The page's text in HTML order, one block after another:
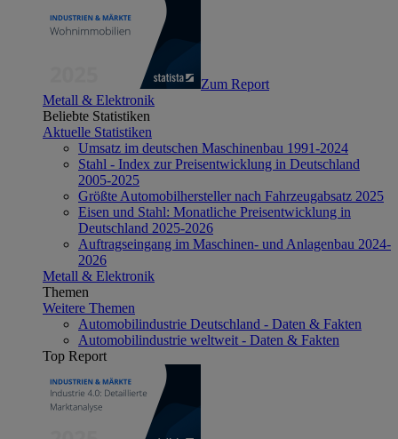
Zum Report
Metall & Elektronik
Beliebte Statistiken
Aktuelle Statistiken
Umsatz im deutschen Maschinenbau 1991-2024
Stahl - Index zur Preisentwicklung in Deutschland
2005-2025
Größte Automobilhersteller nach Fahrzeugabsatz 2025
Eisen und Stahl: Monatliche Preisentwicklung in
Deutschland 2025-2026
Auftragseingang im Maschinen- und Anlagenbau 2024-
2026
Metall & Elektronik
Themen
Weitere Themen
Automobilindustrie Deutschland - Daten & Fakten
Automobilindustrie weltweit - Daten & Fakten
Top Report